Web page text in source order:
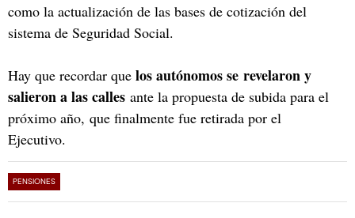
como la actualización de las bases de cotización del
sistema de Seguridad Social.
Hay que recordar que los autónomos se revelaron y
salieron a las calles ante la propuesta de subida para el
próximo año, que finalmente fue retirada por el
Ejecutivo.
PENSIONES